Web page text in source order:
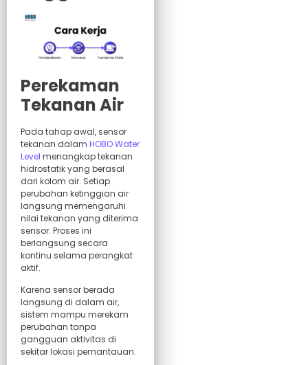
Perekaman
Tekanan Air
Pada tahap awal, sensor
tekanan dalam HOBO Water
Level menangkap tekanan
hidrostatik yang berasal
dari kolom air. Setiap
perubahan ketinggian air
langsung memengaruhi
nilai tekanan yang diterima
sensor. Proses ini
berlangsung secara
kontinu selama perangkat
aktif.
Karena sensor berada
langsung di dalam air,
sistem mampu merekam
perubahan tanpa
gangguan aktivitas di
sekitar lokasi pemantauan.